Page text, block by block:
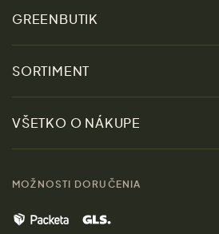
GREENBUTIK
O nás
Udržateľnosť
Kontakt
Značky
SORTIMENT
Zľavy
Ženy
Muži
VŠETKO O NÁKUPE
MOŽNOSTI DORUČENIA